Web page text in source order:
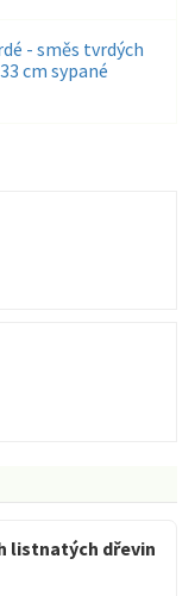
- směs tvrdých
cm sypané
listnatých dřevin